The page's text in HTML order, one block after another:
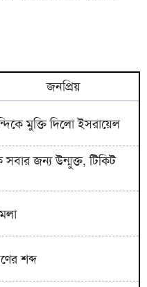
জনপ্রিয়
মুক্তি দিলো ইসরায়েল
জন্য উন্মুক্ত, টিকিট
শব্দ